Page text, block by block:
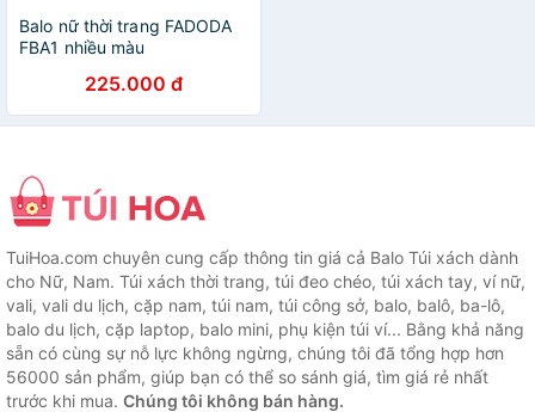
Balo nữ thời trang FADODA
FBA1 nhiều màu
225.000 đ
TuiHoa.com chuyên cung cấp thông tin giá cả Balo Túi xách dành
cho Nữ, Nam. Túi xách thời trang, túi đeo chéo, túi xách tay, ví nữ,
vali, vali du lịch, cặp nam, túi nam, túi công sở, balo, balô, ba-lô,
balo du lịch, cặp laptop, balo mini, phụ kiện túi ví... Bằng khả năng
sẵn có cùng sự nỗ lực không ngừng, chúng tôi đã tổng hợp hơn
56000 sản phẩm, giúp bạn có thể so sánh giá, tìm giá rẻ nhất
trước khi mua. Chúng tôi không bán hàng.